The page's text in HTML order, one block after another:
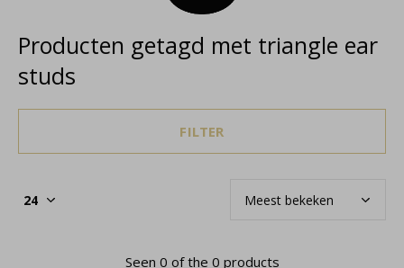
Producten getagd met triangle ear
studs
FILTER
Seen 0 of the 0 products